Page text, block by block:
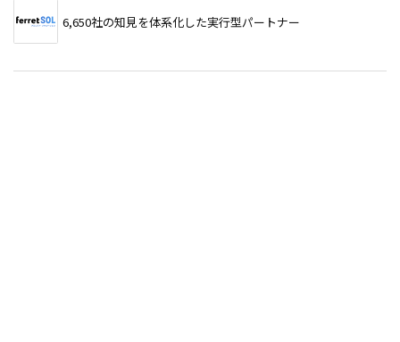
6,650社の知見を体系化した実行型パートナー